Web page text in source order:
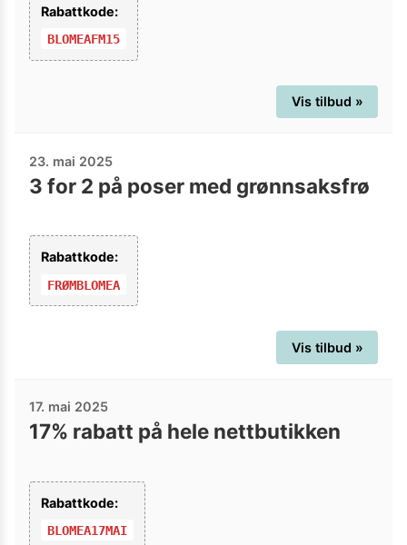
Rabattkode:
BLOMEAFM15
Vis tilbud »
23. mai 2025
3 for 2 på poser med grønnsaksfrø
Rabattkode:
FRØMBLOMEA
Vis tilbud »
17. mai 2025
17% rabatt på hele nettbutikken
Rabattkode:
BLOMEA17MAI